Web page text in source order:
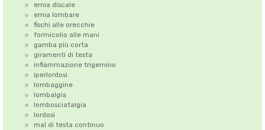
ernia discale
ernia lombare
fischi alle orecchie
formicolio alle mani
gamba più corta
giramenti di testa
infiammazione trigemino
iperlordosi
lombaggine
lombalgia
lombosciatalgia
lordosi
mal di testa continuo